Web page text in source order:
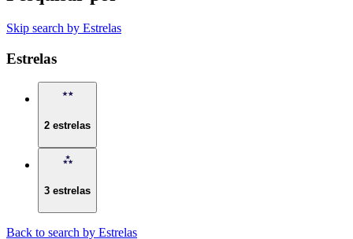
Skip search by Estrelas
Estrelas
2 estrelas
3 estrelas
Back to search by Estrelas